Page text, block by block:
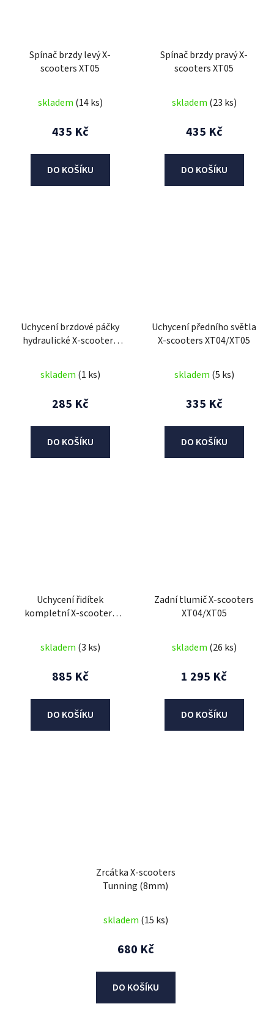
Spínač brzdy levý X-
scooters XT05
skladem (14 ks)
435 Kč
DO KOŠÍKU
Spínač brzdy pravý X-
scooters XT05
skladem (23 ks)
435 Kč
DO KOŠÍKU
Uchycení brzdové páčky
hydraulické X-scooters
skladem (1 ks)
285 Kč
DO KOŠÍKU
Uchycení předního světla
X-scooters XT04/XT05
skladem (5 ks)
335 Kč
DO KOŠÍKU
Uchycení řidítek
kompletní X-scooters
skladem (3 ks)
885 Kč
DO KOŠÍKU
Zadní tlumič X-scooters
XT04/XT05
skladem (26 ks)
1 295 Kč
DO KOŠÍKU
Zrcátka X-scooters
Tunning (8mm)
skladem (15 ks)
680 Kč
DO KOŠÍKU